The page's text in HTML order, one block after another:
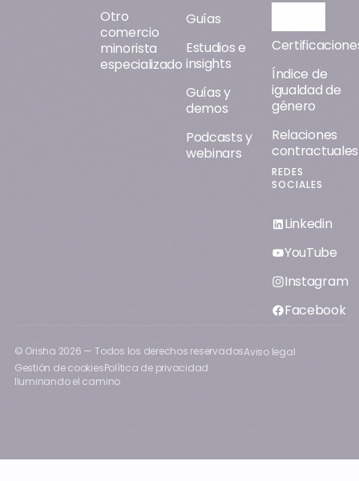
Otro
comercio
minorista
especializado
Guías
Estudios e
insights
Guías y
demos
Podcasts y
webinars
Índice de
igualdad de
género
Relaciones
contractuales
REDES
SOCIALES
Linkedin
YouTube
Instagram
Facebook
© Orisha 2026 — Todos los derechos reservadosAviso legal
Gestión de cookiesPolítica de privacidad
Iluminando el camino